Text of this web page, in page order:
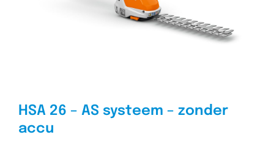
Werkplaats
HSA 26 – AS systeem – zonder
accu